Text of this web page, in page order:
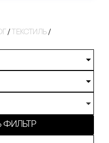
/ Текстиль /
фильтр